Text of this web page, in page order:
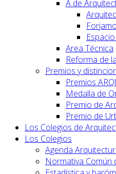
A de
Area Técnica
Reforma de
Premios y
Premios
Medalla de
Premio de
Premio de
Los Colegios de
Los Colegios
Agenda
Normativa Común